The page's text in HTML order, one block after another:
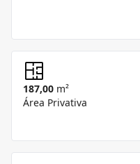
187,00 m²
Área Privativa